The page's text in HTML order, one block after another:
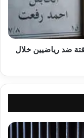
ضد رياضيين خلال